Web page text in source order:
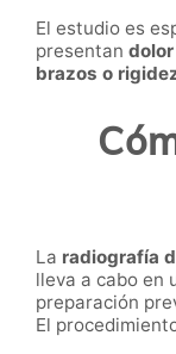
El estudio es
presentan
brazos o
La radiografía
lleva a cabo en
preparación
El